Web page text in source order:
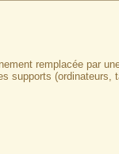
remplacée par
supports (ordinateurs,